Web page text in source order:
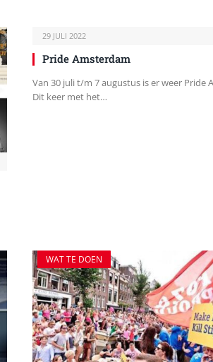
29 JULI 2022
Pride Amsterdam
Van 30 juli t/m 7 augustus is er weer Pride
Dit keer met het…
WAT TE DOEN